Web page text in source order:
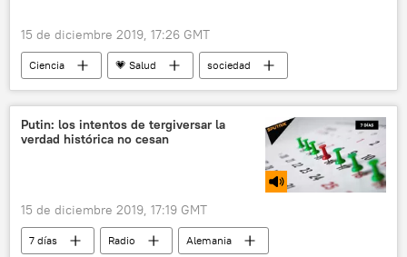
15 de diciembre 2019, 17:26 GMT
Ciencia 💗 Salud
sociedad
Reino Unido
cromosomas
cáncer
hombres
noticias
Putin: los intentos de tergiversar la
verdad histórica no cesan
15 de diciembre 2019, 17:19 GMT
7 días Radio
Alemania